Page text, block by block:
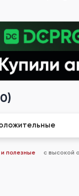
полезные с высокой